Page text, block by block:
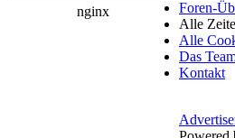
Foren-
Alle
Alle
Das
Kontakt